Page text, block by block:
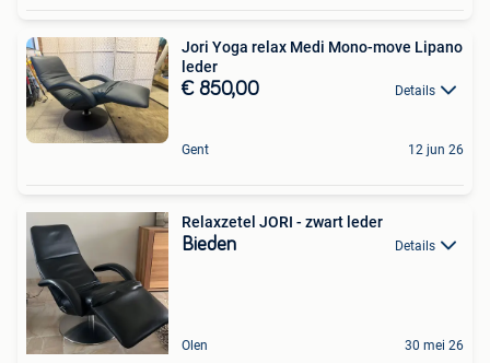
Jori Yoga relax Medi Mono-move Lipano
leder
€ 850,00 Details
Gent 12 jun 26
Relaxzetel JORI - zwart leder
Bieden Details
Olen 30 mei 26